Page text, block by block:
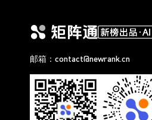
邮箱：contact@newrank.cn